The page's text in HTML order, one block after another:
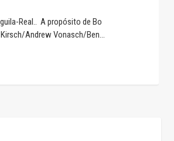
Real.. A propósito de Bo
Andrew Vonasch/Ben...